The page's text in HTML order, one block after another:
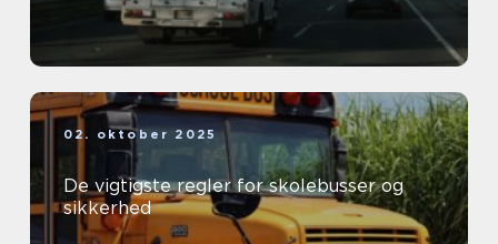
02. oktober 2025
De vigtigste regler for skolebusser og
sikkerhed